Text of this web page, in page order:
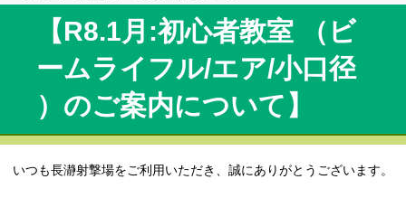
【R8.1月:初心者教室 （ビ
ームライフル/エア/小口径
）のご案内について】
いつも長瀞射撃場をご利用いただき、誠にありがとうございます。